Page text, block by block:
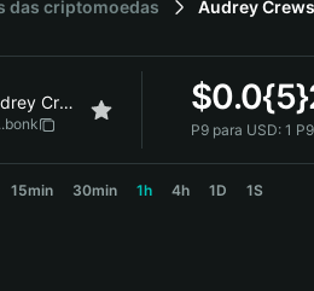
das criptomoedas Audrey Crews
Audrey Crews $
P9 para USD: 1
15min 30min 1h 4h 1D 1S